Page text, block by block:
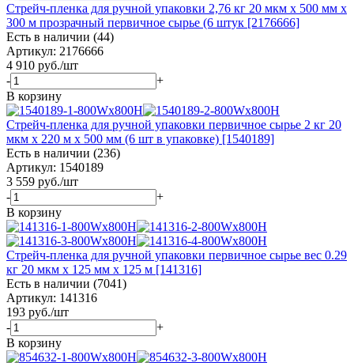
Стрейч-пленка для ручной упаковки 2,76 кг 20 мкм х 500 мм х
300 м прозрачный первичное сырье (6 штук [2176666]
Есть в наличии (44)
Артикул: 2176666
4 910 руб./шт
-
+
В корзину
Стрейч-пленка для ручной упаковки первичное сырье 2 кг 20
мкм x 220 м x 500 мм (6 шт в упаковке) [1540189]
Есть в наличии (236)
Артикул: 1540189
3 559 руб./шт
-
+
В корзину
Стрейч-пленка для ручной упаковки первичное сырье вес 0.29
кг 20 мкм x 125 мм x 125 м [141316]
Есть в наличии (7041)
Артикул: 141316
193 руб./шт
-
+
В корзину